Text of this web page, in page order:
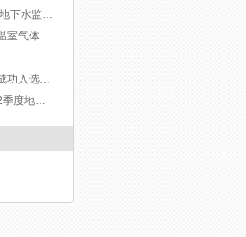
山东德源环氧科技有限公司 地下水监测报告与土壤监测报告
山东德源环氧科技有限公司温室气体排放报告
山东德源环氧科技有限公司成功入选国家专精特新“小巨人”企业名单
山东德源环氧科技有限公司2季度地下水检测报告